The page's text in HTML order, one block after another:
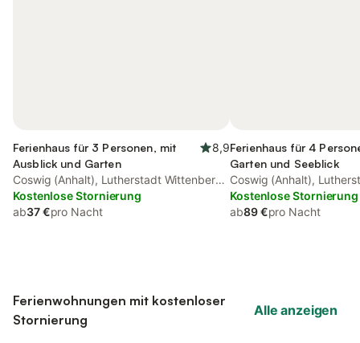
Ferienhaus für 3 Personen, mit
Ausblick und Garten
8,9
Coswig (Anhalt), Lutherstadt Wittenberg
und Umgebung
Kostenlose Stornierung
ab37 €pro Nacht
Ferienhaus für 4
Garten und Seeblick
Coswig (Anhalt),
und Umgebung
Kostenlose Stornierung
ab89 €pro Nacht
Ferienwohnungen mit kostenloser
Stornierung
Alle anzeigen